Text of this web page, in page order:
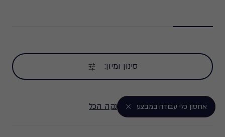
סינון ומיון:
אחסון כלי עבודה במבצע נקה הכל